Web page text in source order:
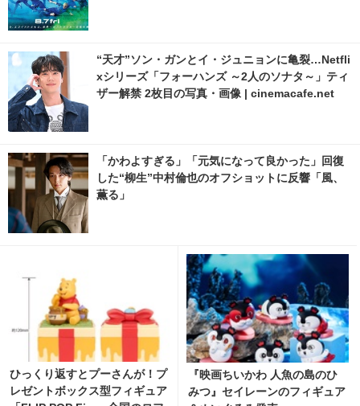
“天才”ソン・ガンとイ・ジュニョンに亀裂…Netfli
xシリーズ「フォーハンズ ～2人のソナタ～」ティ
ザー解禁 2枚目の写真・画像 | cinemacafe.net
「かわよすぎる」「元気になって良かった」回復
した“柳生”中村倫也のオフショットに反響「風、
薫る」
ひっくり返すとプーさんが！プ
レゼントボックス型フィギュア
『映画ちいかわ 人魚の島のひ
みつ』セイレーンのフィギュア